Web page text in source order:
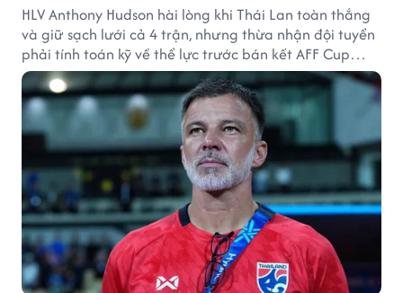
HLV Anthony Hudson hài lòng khi Thái Lan toàn thắng
và giữ sạch lưới cả 4 trận, nhưng thừa nhận đội tuyển
phải tính toán kỹ về thể lực trước bán kết AFF Cup
2026.